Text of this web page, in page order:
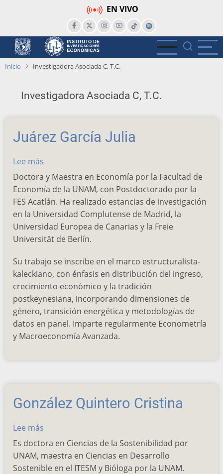
principal
EN VIVO
Inicio Investigadora Asociada C, T.C.
Investigadora Asociada C, T.C.
Juárez García Julia
Lee más
Juárez
García
Julia
Doctora y Maestra en Economía por la Facultad de
Economía de la UNAM, con Postdoctorado por la
FES Acatlán. Ha realizado estancias de investigación
en la Universidad Complutense de Madrid, la
Universidad Europea de Canarias y la Freie
Universität de Berlín.
Su trabajo se inscribe en el marco estructuralista-
kaleckiano, con énfasis en distribución del ingreso,
crecimiento económico y la tradición
postkeynesiana, incorporando dimensiones de
género, transición energética y metodologías de
datos en panel. Imparte regularmente Econometría
y Macroeconomía Avanzada.
González Quintero Cristina
Lee más
González
Quintero
Cristina
Es doctora en Ciencias de la Sostenibilidad por
UNAM, maestra en Ciencias en Desarrollo
Sostenible en el ITESM y Bióloga por la UNAM.